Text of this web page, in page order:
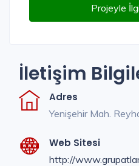
Projeyle
İletişim
Adres
Yenişehir Mah.
Web Sitesi
http://